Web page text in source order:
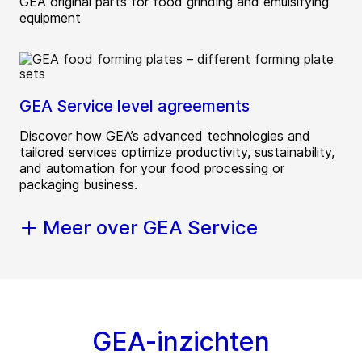
equipment
GEA Service level agreements
Discover how GEA’s advanced technologies and
tailored services optimize productivity, sustainability,
and automation for your food processing or
packaging business.
Meer over GEA Service
GEA-inzichten